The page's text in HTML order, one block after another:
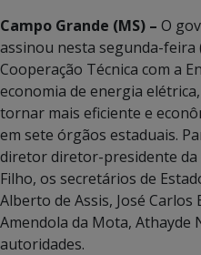
Campo Grande (MS) – O
assinou nesta segunda-feira
Cooperação Técnica com a
economia de energia
tornar mais eficiente e
em sete órgãos estaduais.
diretor diretor-presidente da
Filho, os secretários de
Alberto de Assis, José Carlos
Amendola da Mota, Athayde
autoridades.